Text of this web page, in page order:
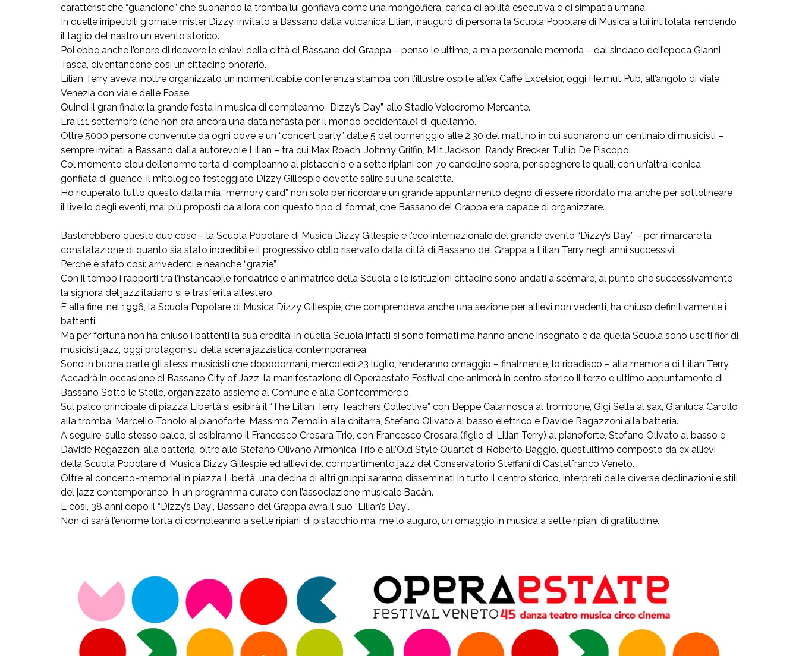
caratteristiche “guancione” che suonando la tromba lui gonfiava come una mongolfiera, carica di abilità esecutiva e di simpatia umana.
In quelle irripetibili giornate mister Dizzy, invitato a Bassano dalla vulcanica Lilian, inaugurò di persona la Scuola Popolare di Musica a lui intitolata, rendendo
il taglio del nastro un evento storico.
Poi ebbe anche l’onore di ricevere le chiavi della città di Bassano del Grappa – penso le ultime, a mia personale memoria – dal sindaco dell’epoca Gianni
Tasca, diventandone così un cittadino onorario.
Lilian Terry aveva inoltre organizzato un’indimenticabile conferenza stampa con l’illustre ospite all’ex Caffè Excelsior, oggi Helmut Pub, all’angolo di viale
Venezia con viale delle Fosse.
Quindi il gran finale: la grande festa in musica di compleanno “Dizzy’s Day”, allo Stadio Velodromo Mercante.
Era l’11 settembre (che non era ancora una data nefasta per il mondo occidentale) di quell’anno.
Oltre 5000 persone convenute da ogni dove e un “concert party” dalle 5 del pomeriggio alle 2.30 del mattino in cui suonarono un centinaio di musicisti –
sempre invitati a Bassano dalla autorevole Lilian – tra cui Max Roach, Johnny Griffin, Milt Jackson, Randy Brecker, Tullio De Piscopo.
Col momento clou dell’enorme torta di compleanno al pistacchio e a sette ripiani con 70 candeline sopra, per spegnere le quali, con un’altra iconica
gonfiata di guance, il mitologico festeggiato Dizzy Gillespie dovette salire su una scaletta.
Ho ricuperato tutto questo dalla mia “memory card” non solo per ricordare un grande appuntamento degno di essere ricordato ma anche per sottolineare
il livello degli eventi, mai più proposti da allora con questo tipo di format, che Bassano del Grappa era capace di organizzare.
Basterebbero queste due cose – la Scuola Popolare di Musica Dizzy Gillespie e l’eco internazionale del grande evento “Dizzy’s Day” – per rimarcare la
constatazione di quanto sia stato incredibile il progressivo oblio riservato dalla città di Bassano del Grappa a Lilian Terry negli anni successivi.
Perché è stato così: arrivederci e neanche “grazie”.
Con il tempo i rapporti tra l’instancabile fondatrice e animatrice della Scuola e le istituzioni cittadine sono andati a scemare, al punto che successivamente
la signora del jazz italiano si è trasferita all’estero.
E alla fine, nel 1996, la Scuola Popolare di Musica Dizzy Gillespie, che comprendeva anche una sezione per allievi non vedenti, ha chiuso definitivamente i
battenti.
Ma per fortuna non ha chiuso i battenti la sua eredità: in quella Scuola infatti si sono formati ma hanno anche insegnato e da quella Scuola sono usciti fior di
musicisti jazz, oggi protagonisti della scena jazzistica contemporanea.
Sono in buona parte gli stessi musicisti che dopodomani, mercoledì 23 luglio, renderanno omaggio – finalmente, lo ribadisco – alla memoria di Lilian Terry.
Accadrà in occasione di Bassano City of Jazz, la manifestazione di Operaestate Festival che animerà in centro storico il terzo e ultimo appuntamento di
Bassano Sotto le Stelle, organizzato assieme al Comune e alla Confcommercio.
Sul palco principale di piazza Libertà si esibirà il “The Lilian Terry Teachers Collective” con Beppe Calamosca al trombone, Gigi Sella al sax, Gianluca Carollo
alla tromba, Marcello Tonolo al pianoforte, Massimo Zemolin alla chitarra, Stefano Olivato al basso elettrico e Davide Ragazzoni alla batteria.
A seguire, sullo stesso palco, si esibiranno il Francesco Crosara Trio, con Francesco Crosara (figlio di Lilian Terry) al pianoforte, Stefano Olivato al basso e
Davide Regazzoni alla batteria, oltre allo Stefano Olivano Armonica Trio e all’Old Style Quartet di Roberto Baggio, quest’ultimo composto da ex allievi
della Scuola Popolare di Musica Dizzy Gillespie ed allievi del compartimento jazz del Conservatorio Steffani di Castelfranco Veneto.
Oltre al concerto-memorial in piazza Libertà, una decina di altri gruppi saranno disseminati in tutto il centro storico, interpreti delle diverse declinazioni e stili
del jazz contemporaneo, in un programma curato con l’associazione musicale Bacàn.
E così, 38 anni dopo il “Dizzy’s Day”, Bassano del Grappa avrà il suo “Lilian’s Day”.
Non ci sarà l’enorme torta di compleanno a sette ripiani di pistacchio ma, me lo auguro, un omaggio in musica a sette ripiani di gratitudine.